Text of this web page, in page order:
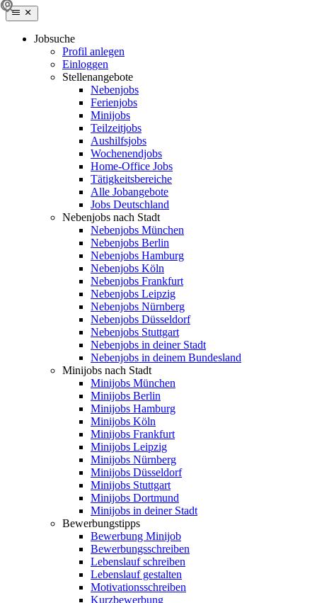
Jobsuche
Profil anlegen
Einloggen
Stellenangebote
Nebenjobs
Ferienjobs
Minijobs
Teilzeitjobs
Aushilfsjobs
Wochenendjobs
Home-Office Jobs
Tätigkeitsbereiche
Alle Jobangebote
Jobs Deutschland
Nebenjobs nach Stadt
Nebenjobs München
Nebenjobs Berlin
Nebenjobs Hamburg
Nebenjobs Köln
Nebenjobs Frankfurt
Nebenjobs Leipzig
Nebenjobs Nürnberg
Nebenjobs Düsseldorf
Nebenjobs Stuttgart
Nebenjobs in deiner Stadt
Nebenjobs in deinem Bundesland
Minijobs nach Stadt
Minijobs München
Minijobs Berlin
Minijobs Hamburg
Minijobs Köln
Minijobs Frankfurt
Minijobs Leipzig
Minijobs Nürnberg
Minijobs Düsseldorf
Minijobs Stuttgart
Minijobs Dortmund
Minijobs in deiner Stadt
Bewerbungstipps
Bewerbung Minijob
Bewerbungsschreiben
Lebenslauf schreiben
Lebenslauf gestalten
Motivationsschreiben
Kurzbewerbung